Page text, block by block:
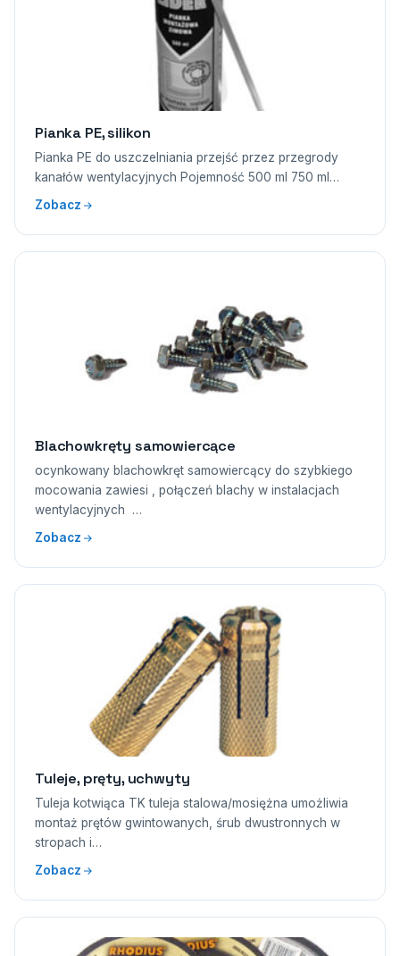
Pianka PE, silikon
Pianka PE do uszczelniania przejść przez przegrody
kanałów wentylacyjnych Pojemność 500 ml 750 ml…
Zobacz
Blachowkręty samowiercące
ocynkowany blachowkręt samowiercący do szybkiego
mocowania zawiesi , połączeń blachy w instalacjach
wentylacyjnych …
Zobacz
Tuleje, pręty, uchwyty
Tuleja kotwiąca TK tuleja stalowa/mosiężna umożliwia
montaż prętów gwintowanych, śrub dwustronnych w
stropach i…
Zobacz